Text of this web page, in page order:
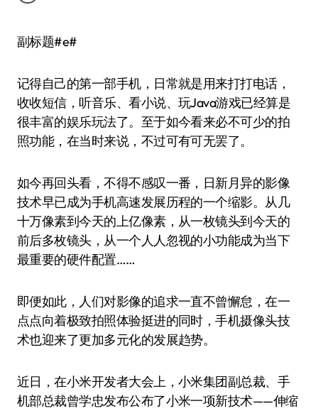
副标题#e#
记得自己的第一部手机，日常就是用来打打电话，
收收短信，听音乐、看小说、玩Java游戏已经算是
很丰富的娱乐玩法了。至于如今看来必不可少的拍
照功能，在当时来说，不过可有可无罢了。
如今再回头看，不得不感叹一番，日新月异的影像
技术早已成为手机高速发展历程的一个缩影。从几
十万像素到今天的上亿像素，从一枚镜头到今天的
前后多枚镜头，从一个人人忽视的小功能成为当下
最重要的硬件配置……
即便如此，人们对影像的追求一直不曾懈怠，在一
点点向着极致拍照体验挺进的同时，手机摄像头技
术也迎来了更加多元化的发展趋势。
近日，在小米开发者大会上，小米集团副总裁、手
机部总裁曾学忠发布公布了小米一项新技术——伸缩